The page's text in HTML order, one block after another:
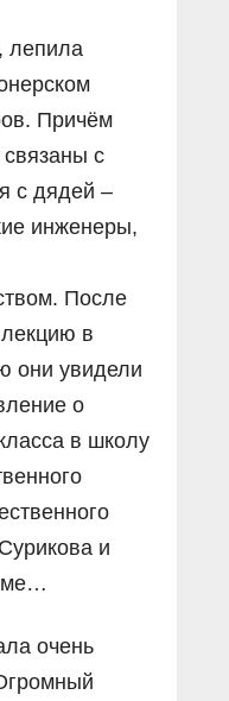
лепила
Причём
с
с дядей –
инженеры,
После
в
они увидели
о
в школу
и
очень